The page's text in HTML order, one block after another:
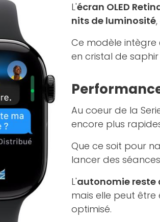
L'écran OLED
nits de luminosité
Ce modèle
en cristal de
Au coeur de la
encore plus
Que ce soit pour
lancer des
L'autonomie reste
mais elle peut
optimisé.